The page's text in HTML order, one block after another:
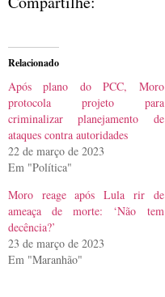
Relacionado
Após plano do PCC, Moro
protocola projeto para
criminalizar planejamento de
ataques contra autoridades
22 de março de 2023
Em "Política"
Moro reage após Lula rir de
ameaça de morte: ‘Não tem
decência?’
23 de março de 2023
Em "Maranhão"